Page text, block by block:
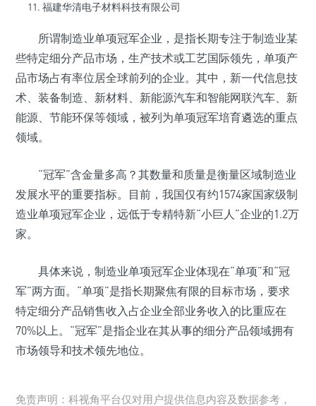
福建华清电子材料科技有限公司
所谓制造业单项冠军企业，是指长期专注于制造业某
些特定细分产品市场，生产技术或工艺国际领先，单项产
品市场占有率位居全球前列的企业。其中，新一代信息技
术、装备制造、新材料、新能源汽车和智能网联汽车、新
能源、节能环保等领域，被列为单项冠军培育遴选的重点
领域。
“冠军”含金量多高？其数量和质量是衡量区域制造业
发展水平的重要指标。目前，我国仅有约1574家国家级制
造业单项冠军企业，远低于专精特新“小巨人”企业的1.2万
家。
具体来说，制造业单项冠军企业体现在“单项”和“冠
军”两方面。“单项”是指长期聚焦有限的目标市场，要求
特定细分产品销售收入占企业全部业务收入的比重应在
70%以上。“冠军”是指企业在其从事的细分产品领域拥有
市场领导和技术领先地位。
免责声明：科视角平台仅对用户提供信息内容及数据参考，